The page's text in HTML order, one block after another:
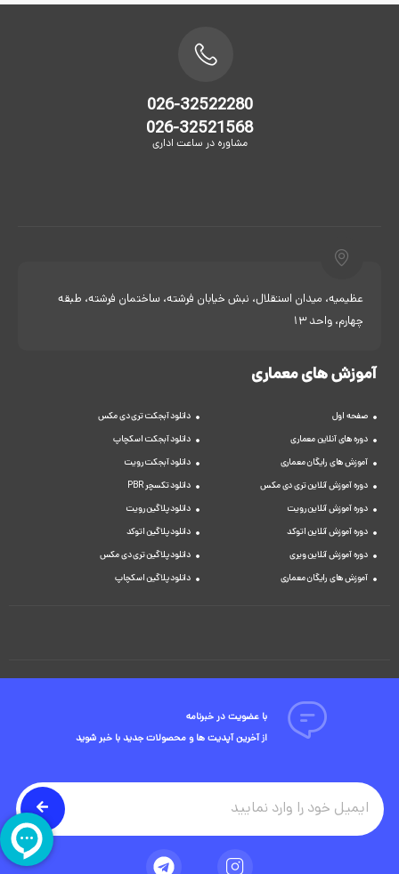
026-32522280
026-32521568
مشاوره در ساعت اداری
عظیمیه، میدان استقلال، نبش خیابان فرشته، ساختمان فرشته، طبقه
چهارم، واحد 13
آموزش های معماری
صفحه اول
دوره های آنلاین معماری
آموزش های رایگان معماری
دوره آموزش آنلاین تری دی مکس
دوره آموزش آنلاین رویت
دوره آموزش آنلاین اتوکد
دوره آموزش آنلاین ویری
آموزش های رایگان معماری
دانلود آبجکت تری دی مکس
دانلود آبجکت اسکچاپ
دانلود آبجکت رویت
دانلود تکسچر PBR
دانلود پلاگین رویت
دانلود پلاگین اتوکد
دانلود پلاگین تری دی مکس
دانلود پلاگین اسکچاپ
با عضویت در خبرنامه
از آخرین آپدیت ها و محصولات جدید با خبر شوید